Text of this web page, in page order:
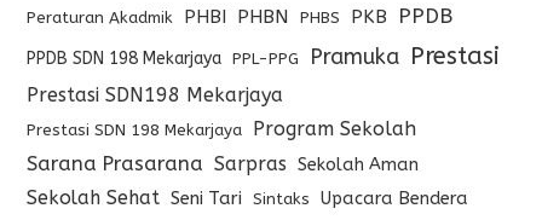
Peraturan Akadmik PHBI PHBN PHBS PKB PPDB
PPDB SDN 198 Mekarjaya PPL-PPG Pramuka Prestasi
Prestasi SDN198 Mekarjaya
Prestasi SDN 198 Mekarjaya
Program Sekolah
Sarana Prasarana Sarpras Sekolah Aman
Sekolah Sehat Seni Tari Sintaks Upacara Bendera